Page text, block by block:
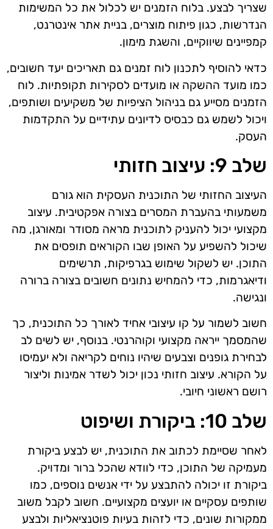
שצריך לבצע. בלוח הזמנים יש לכלול את כל המשימות
הנדרשות, כגון פיתוח מוצרים, בניית אתר אינטרנט,
קמפיינים שיווקיים, והשגת מימון.
כדאי להוסיף לתכנון לוח זמנים גם תאריכים יעד חשובים,
כמו מועד ההשקה או מועדים לסקירות תקופתיות. לוח
הזמנים מסייע גם בניהול הציפיות של משקיעים ושותפים,
ויכול לשמש גם כבסיס לדיונים עתידיים על התקדמות
העסק.
שלב 9: עיצוב חזותי
העיצוב החזותי של התוכנית העסקית הוא גורם
משמעותי בהעברת המסרים בצורה אפקטיבית. עיצוב
מקצועי יכול להעניק לתוכנית מראה מסודר ומאורגן, מה
שיכול להשפיע על האופן שבו הקוראים תופסים את
התוכן. יש לשקול שימוש בגרפיקות, תרשימים
ודיאגרמות, כדי להמחיש נתונים חשובים בצורה ברורה
ונגישה.
חשוב לשמור על קו עיצובי אחיד לאורך כל התוכנית, כך
שהמסמך ייראה מקצועי וקוהרנטי. בנוסף, יש לשים לב
לבחירת גופנים וצבעים שיהיו נוחים לקריאה ולא יעמיסו
על הקורא. עיצוב חזותי נכון יכול לשדר אמינות וליצור
רושם ראשוני חיובי.
שלב 10: ביקורת ושיפוט
לאחר שסיימת לכתוב את התוכנית, יש לבצע ביקורת
מעמיקה של התוכן, כדי לוודא שהכל ברור ומדויק.
ביקורת זו יכולה להתבצע על ידי אנשים נוספים, כמו
שותפים עסקיים או יועצים מקצועיים. חשוב לקבל משוב
ממקורות שונים, כדי לזהות בעיות פוטנציאליות ולבצע